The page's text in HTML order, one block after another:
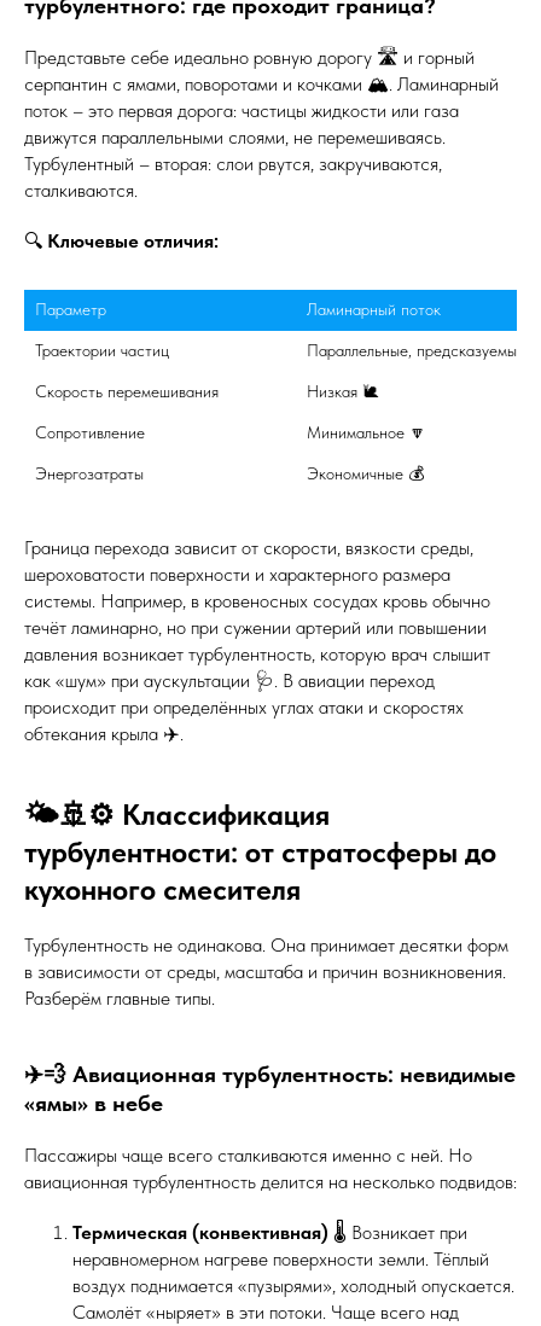
Представьте себе идеально ровную дорогу 🛣️ и горный
серпантин с ямами, поворотами и кочками 🏔️. Ламинарный
поток – это первая дорога: частицы жидкости или газа
движутся параллельными слоями, не перемешиваясь.
Турбулентный – вторая: слои рвутся, закручиваются,
сталкиваются.
🔍 Ключевые отличия:
Параметр Ламинарный поток
Траектории частиц Параллельные, предсказуемые
Скорость перемешивания Низкая 🐌
Сопротивление Минимальное 🔽
Энергозатраты Экономичные 💰
Граница перехода зависит от скорости, вязкости среды,
шероховатости поверхности и характерного размера
системы. Например, в кровеносных сосудах кровь обычно
течёт ламинарно, но при сужении артерий или повышении
давления возникает турбулентность, которую врач слышит
как «шум» при аускультации 🩺. В авиации переход
происходит при определённых углах атаки и скоростях
обтекания крыла ✈️.
🌤️🚢⚙️ Классификация
турбулентности: от стратосферы до
кухонного смесителя
Турбулентность не одинакова. Она принимает десятки форм
в зависимости от среды, масштаба и причин возникновения.
Разберём главные типы.
✈️💨 Авиационная турбулентность: невидимые
«ямы» в небе
Пассажиры чаще всего сталкиваются именно с ней. Но
авиационная турбулентность делится на несколько подвидов:
Термическая (конвективная) 🌡️ Возникает при
неравномерном нагреве поверхности земли. Тёплый
воздух поднимается «пузырями», холодный опускается.
Самолёт «ныряет» в эти потоки. Чаще всего над